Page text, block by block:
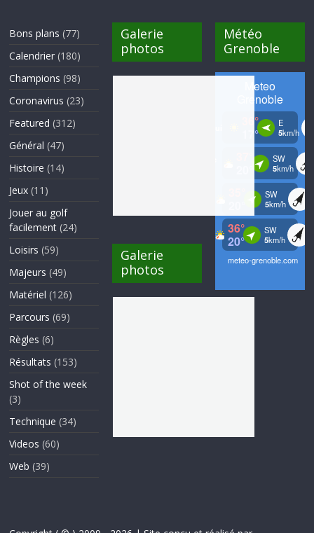
Bons plans (77)
Calendrier (180)
Champions (98)
Coronavirus (23)
Featured (312)
Général (47)
Histoire (14)
Jeux (11)
Jouer au golf
facilement (24)
Loisirs (59)
Majeurs (49)
Matériel (126)
Parcours (69)
Règles (6)
Résultats (153)
Shot of the week
(3)
Technique (34)
Videos (60)
Web (39)
Galerie
photos
Galerie
photos
Météo
Grenoble